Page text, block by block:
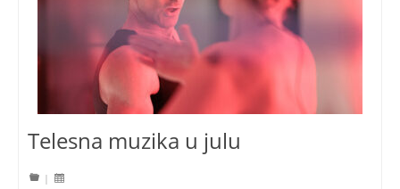
Telesna muzika u julu
|